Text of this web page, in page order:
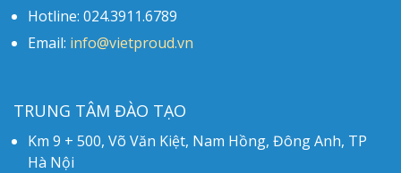
Hotline: 024.3911.6789
Email: info@vietproud.vn
TRUNG TÂM ĐÀO TẠO
Km 9 + 500, Võ Văn Kiệt, Nam Hồng, Đông Anh, TP
Hà Nội